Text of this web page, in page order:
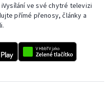
iVysílání ve své chytré televizi
přímé přenosy, články a